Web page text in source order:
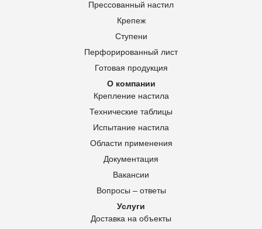
Прессованный настил
Крепеж
Ступени
Перфорированный лист
Готовая продукция
О компании
Крепление настила
Технические таблицы
Испытание настила
Области применения
Документация
Вакансии
Вопросы – ответы
Услуги
Доставка на объекты